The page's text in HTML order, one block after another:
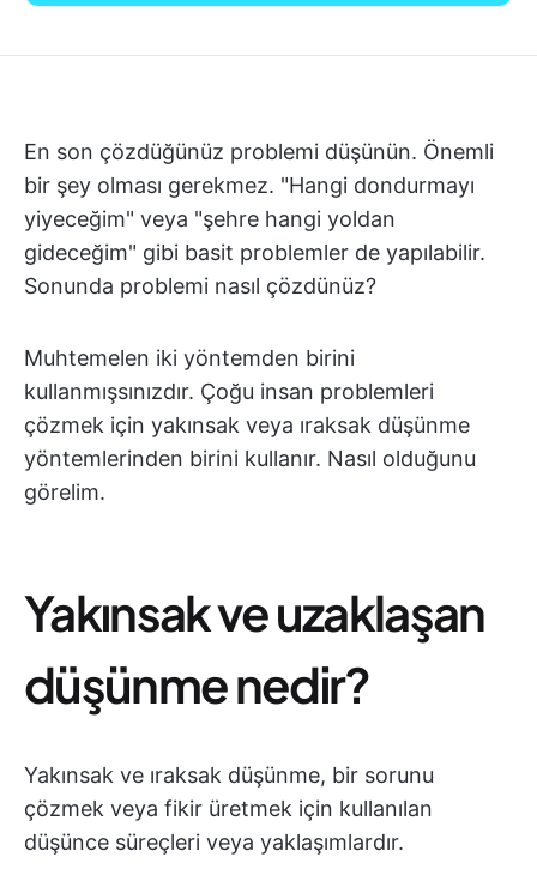
En son çözdüğünüz problemi düşünün. Önemli
bir şey olması gerekmez. "Hangi dondurmayı
yiyeceğim" veya "şehre hangi yoldan
gideceğim" gibi basit problemler de yapılabilir.
Sonunda problemi nasıl çözdünüz?
Muhtemelen iki yöntemden birini
kullanmışsınızdır. Çoğu insan problemleri
çözmek için yakınsak veya ıraksak düşünme
yöntemlerinden birini kullanır. Nasıl olduğunu
görelim.
Yakınsak ve uzaklaşan
düşünme nedir?
Yakınsak ve ıraksak düşünme, bir sorunu
çözmek veya fikir üretmek için kullanılan
düşünce süreçleri veya yaklaşımlardır.